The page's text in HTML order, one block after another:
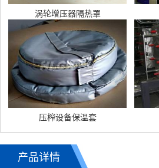
涡轮增压器隔热罩
压榨设备保温套
产品详情